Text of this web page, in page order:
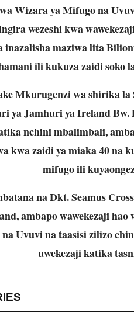
Wizara ya Mifugo na
wezeshi kwa
inazalisha maziwa lita
ili kukuza zaidi soko
Mkurugenzi wa shirika
ya Jamhuri ya Ireland
nchini mbalimbali,
kwa zaidi ya miaka 40 na
mifugo ili
na Dkt. Seamus
ambapo wawekezaji
Uvuvi na taasisi zilizo
uwekezaji katika